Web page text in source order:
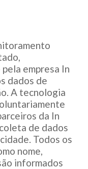
empresa In
dados de
A tecnologia
da In
de dados
Todos os
nome,
informados